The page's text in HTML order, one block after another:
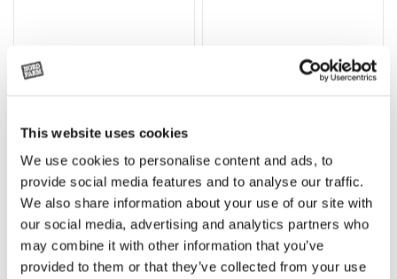
This website uses cookies
We use cookies to personalise content and ads, to
provide social media features and to analyse our traffic.
We also share information about your use of our site with
our social media, advertising and analytics partners who
may combine it with other information that you’ve
provided to them or that they’ve collected from your use
Lägg till i varukorg
Rotor, komplett med slagor
OR80013456G
(ex. moms)
Grön truckknapp
A00220
kr (ex. moms)